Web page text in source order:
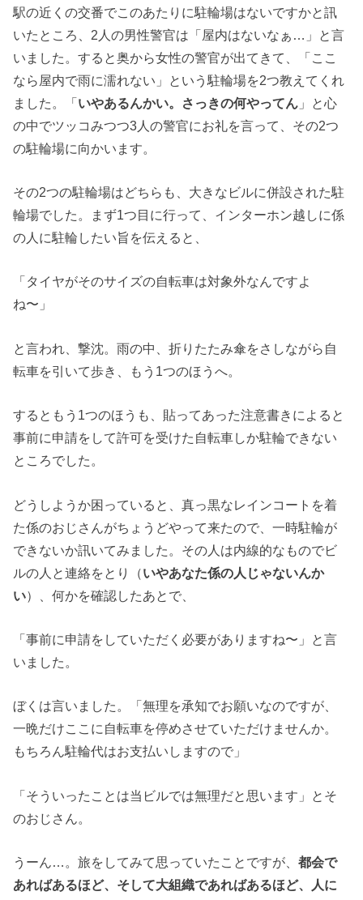
駅の近くの交番でこのあたりに駐輪場はないですかと訊
いたところ、2人の男性警官は「屋内はないなぁ…」と言
いました。すると奥から女性の警官が出てきて、「ここ
なら屋内で雨に濡れない」という駐輪場を2つ教えてくれ
ました。「いやあるんかい。さっきの何やってん 」と心
の中でツッコみつつ3人の警官にお礼を言って、その2つ
の駐輪場に向かいます。
その2つの駐輪場はどちらも、大きなビルに併設された駐
輪場でした。まず1つ目に行って、インターホン越しに係
の人に駐輪したい旨を伝えると、
「タイヤがそのサイズの自転車は対象外なんですよ
ね〜」
と言われ、撃沈。雨の中、折りたたみ傘をさしながら自
転車を引いて歩き、もう1つのほうへ。
するともう1つのほうも、貼ってあった注意書きによると
事前に申請をして許可を受けた自転車しか駐輪できない
ところでした。
どうしようか困っていると、真っ黒なレインコートを着
た係のおじさんがちょうどやって来たので、一時駐輪が
できないか訊いてみました。その人は内線的なものでビ
ルの人と連絡をとり（いやあなた係の人じゃないんか
い）、何かを確認したあとで、
「事前に申請をしていただく必要がありますね〜」と言
いました。
ぼくは言いました。「無理を承知でお願いなのですが、
一晩だけここに自転車を停めさせていただけませんか。
もちろん駐輪代はお支払いしますので」
「そういったことは当ビルでは無理だと思います」とそ
のおじさん。
うーん…。旅をしてみて思っていたことですが、都会で
あればあるほど、そして大組織であればあるほど、人に